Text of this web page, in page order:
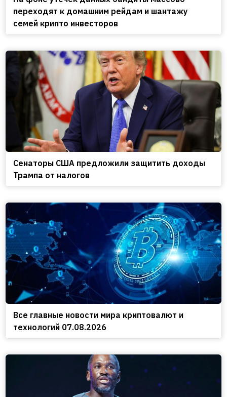
переходят к домашним рейдам и шантажу
семей крипто инвесторов
Сенаторы США предложили защитить доходы
Трампа от налогов
Все главные новости мира криптовалют и
технологий 07.08.2026